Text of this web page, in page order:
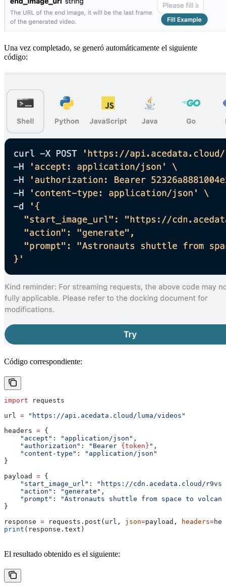
Una vez completado, se generó automáticamente el siguiente
código:
Código correspondiente:
import requests
url = "https://api.acedata.cloud/luma/videos"
headers = {
    "accept"
: "application/json" ,
    "authorization"
: "Bearer {token} " ,
    "content-type"
:
"application/json"
}
payload = {
    "start_image_url"
:
"https://cdn.acedata.cloud/
    "action"
: "generate" ,
    "prompt"
:
"Astronauts shuttle from space to
}
response = requests.post(url, json=payload, headers=
print (response.text)
El resultado obtenido es el siguiente: